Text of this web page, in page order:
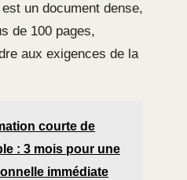
un document dense,
de 100 pages,
aux exigences de la
courte de
: 3 mois pour une
immédiate